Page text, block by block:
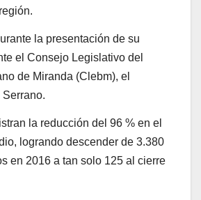
la presentación de su
el Consejo Legislativo del
de Miranda (Clebm), el
la reducción del 96 % en el
logrando descender de 3.380
en 2016 a tan solo 125 al cierre